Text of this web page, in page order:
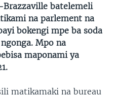
batelemeli
na parlement na
bokengi mpe ba soda
Mpo na
maponami ya
matikamaki na bureau